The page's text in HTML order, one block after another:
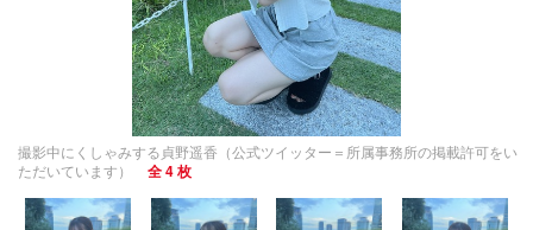
撮影中にくしゃみする貞野遥香（公式ツイッター＝所属事務所の掲載許可をい
ただいています）
全 4 枚